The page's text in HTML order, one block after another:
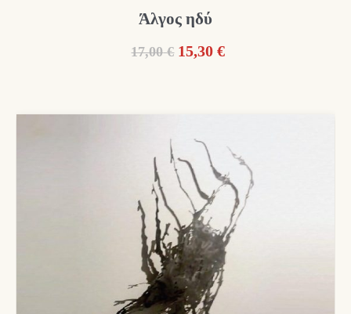
Άλγος ηδύ
17,00 € Original
15,30 €Η